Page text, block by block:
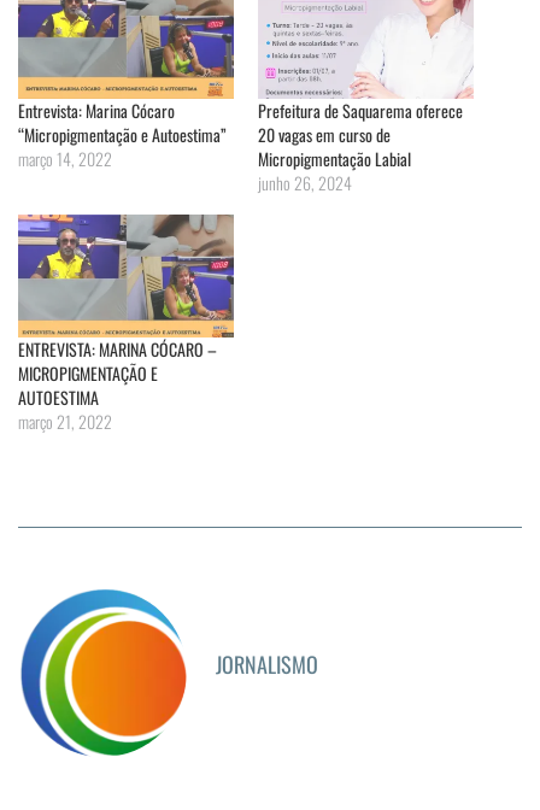
Entrevista: Marina Cócaro
“Micropigmentação e Autoestima”
março 14, 2022
Prefeitura de Saquarema oferece
20 vagas em curso de
Micropigmentação Labial
junho 26, 2024
ENTREVISTA: MARINA CÓCARO –
MICROPIGMENTAÇÃO E
AUTOESTIMA
março 21, 2022
JORNALISMO